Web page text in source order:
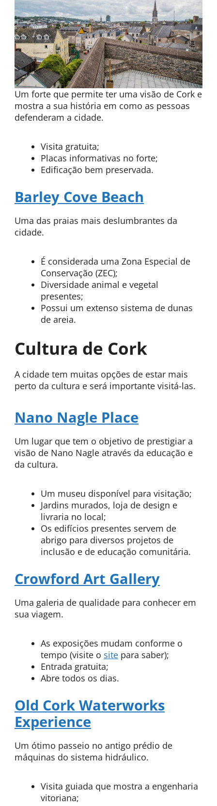
Um forte que permite ter uma visão de Cork e
mostra a sua história em como as pessoas
defenderam a cidade.
Visita gratuita;
Placas informativas no forte;
Edificação bem preservada.
Barley Cove Beach
Uma das praias mais deslumbrantes da
cidade.
É considerada uma Zona Especial de
Conservação (ZEC);
Diversidade animal e vegetal
presentes;
Possui um extenso sistema de dunas
de areia.
Cultura de Cork
A cidade tem muitas opções de estar mais
perto da cultura e será importante visitá-las.
Nano Nagle Place
Um lugar que tem o objetivo de prestigiar a
visão de Nano Nagle através da educação e
da cultura.
Um museu disponível para visitação;
Jardins murados, loja de design e
livraria no local;
Os edifícios presentes servem de
abrigo para diversos projetos de
inclusão e de educação comunitária.
Crowford Art Gallery
Uma galeria de qualidade para conhecer em
sua viagem.
As exposições mudam conforme o
tempo (visite o site para saber);
Entrada gratuita;
Abre todos os dias.
Old Cork Waterworks
Experience
Um ótimo passeio no antigo prédio de
máquinas do sistema hidráulico.
Visita guiada que mostra a engenharia
vitoriana;